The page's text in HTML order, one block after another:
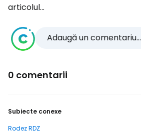
articolul...
Adaugă un comentariu...
0 comentarii
Subiecte conexe
Rodez RDZ